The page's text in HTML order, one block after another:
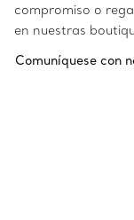
compromiso o
en nuestras
Comuníquese con